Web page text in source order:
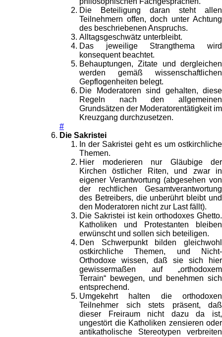
Die Beteiligung daran steht allen
Teilnehmern offen, doch unter Achtung
des beschriebenen Anspruchs.
Alltagsgeschwätz unterbleibt.
Das jeweilige Strangthema wird
konsequent beachtet.
Behauptungen, Zitate und dergleichen
werden gemäß wissenschaftlichen
Gepflogenheiten belegt.
Die Moderatoren sind gehalten, diese
Regeln nach den allgemeinen
Grundsätzen der Moderatorentätigkeit im
Kreuzgang durchzusetzen.
#
Die Sakristei
In der Sakristei geht es um ostkirchliche
Themen.
Hier moderieren nur Gläubige der
Kirchen östlicher Riten, und zwar in
eigener Verantwortung (abgesehen von
der rechtlichen Gesamtverantwortung
des Betreibers, die unberührt bleibt und
den Moderatoren nicht zur Last fällt).
Die Sakristei ist kein orthodoxes Ghetto.
Katholiken und Protestanten bleiben
erwünscht und sollen sich beteiligen.
Den Schwerpunkt bilden gleichwohl
ostkirchliche Themen, und Nicht-
Orthodoxe wissen, daß sie sich hier
gewissermaßen auf „orthodoxem
Terrain“ bewegen, und benehmen sich
entsprechend.
Umgekehrt halten die orthodoxen
Teilnehmer sich stets präsent, daß
dieser Freiraum nicht dazu da ist,
ungestört die Katholiken zensieren oder
antikatholische Stereotypen verbreiten